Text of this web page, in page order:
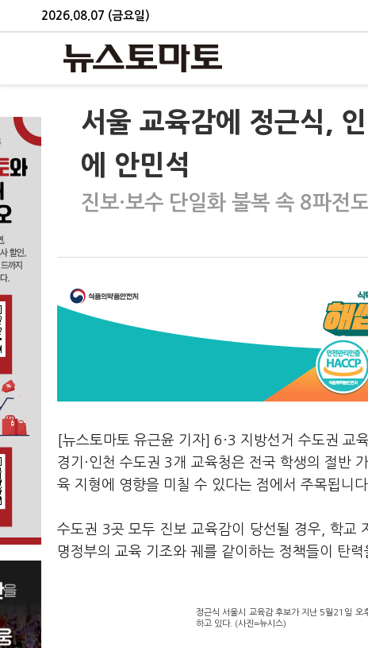
2026.08.07 (금요일)
서울 교육감에 정근식,
에 안민석
진보·보수 단일화 불복 속 8파전
[뉴스토마토 유근윤 기자] 6·3 지방선거 수도권 교
경기·인천 수도권 3개 교육청은 전국 학생의 절반
육 지형에 영향을 미칠 수 있다는 점에서 주목됩니다.
수도권 3곳 모두 진보 교육감이 당선될 경우, 학교
명정부의 교육 기조와 궤를 같이하는 정책들이 탄력
정근식 서울시 교육감 후보가 지난 5월21일 오
하고 있다. (사진=뉴시스)